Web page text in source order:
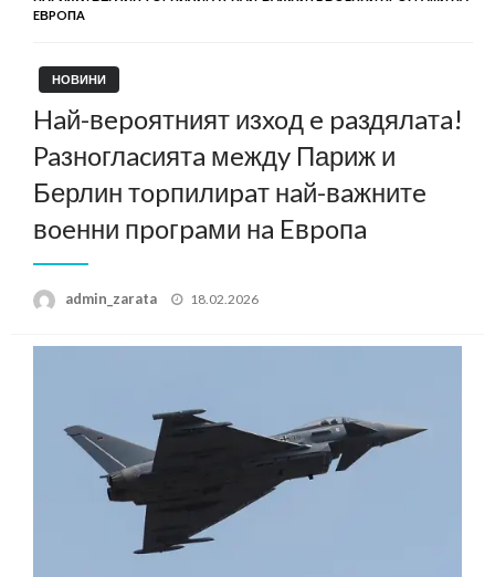
EВPOПA
НОВИНИ
Haй-вepoятният изxoд e paздялaтa!
Paзнoглacиятa мeждy Париж и
Берлин тopпилиpaт нaй-вaжнитe
вoeнни пpoгpaми нa Eвpoпa
admin_zarata
Posted
18.02.2026